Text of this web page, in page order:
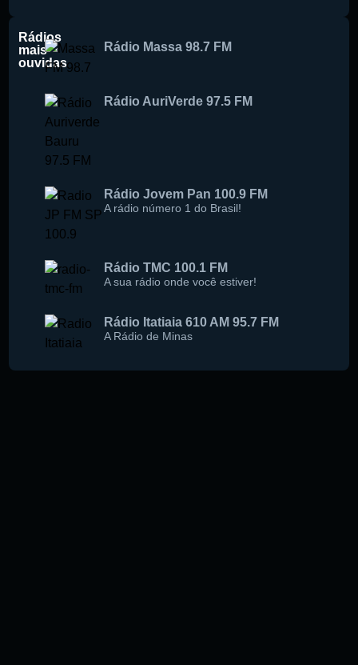
Rádios
mais
ouvidas
Rádio Massa 98.7 FM
Rádio AuriVerde 97.5 FM
Rádio Jovem Pan 100.9 FM
A rádio número 1 do Brasil!
Rádio TMC 100.1 FM
A sua rádio onde você estiver!
Rádio Itatiaia 610 AM 95.7 FM
A Rádio de Minas